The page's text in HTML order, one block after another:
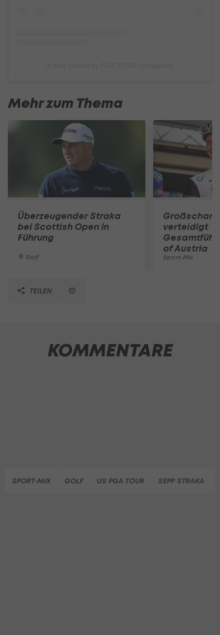
Mehr zum Thema
Überzeugender Straka
bei Scottish Open in
Führung
Golf
verteidigt
of Austria
Sport-Mix
TEILEN
KOMMENTARE
SPORT-MIX GOLF US PGA TOUR SEPP STRAKA